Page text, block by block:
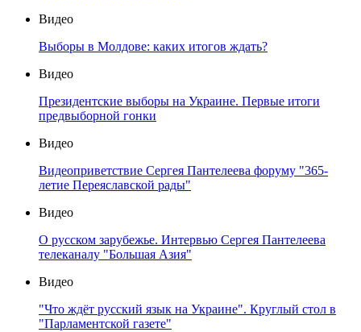
Видео
Выборы в Молдове: каких итогов ждать?
Видео
Президентские выборы на Украине. Первые итоги
предвыборной гонки
Видео
Видеоприветствие Сергея Пантелеева форуму "365-
летие Переяславской рады"
Видео
О русском зарубежье. Интервью Сергея Пантелеева
телеканалу "Большая Азия"
Видео
"Что ждёт русский язык на Украине". Круглый стол в
"Парламентской газете"